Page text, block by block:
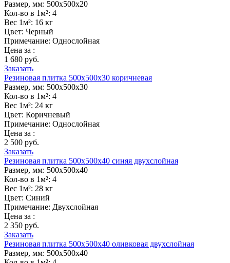
Размер, мм: 500х500х20
Кол-во в 1м²: 4
Вес 1м²: 16 кг
Цвет: Черный
Примечание: Однослойная
Цена за :
1 680 руб.
Заказать
Резиновая плитка 500х500х30 коричневая
Размер, мм: 500х500х30
Кол-во в 1м²: 4
Вес 1м²: 24 кг
Цвет: Коричневый
Примечание: Однослойная
Цена за :
2 500 руб.
Заказать
Резиновая плитка 500х500х40 синяя двухслойная
Размер, мм: 500х500х40
Кол-во в 1м²: 4
Вес 1м²: 28 кг
Цвет: Синий
Примечание: Двухслойная
Цена за :
2 350 руб.
Заказать
Резиновая плитка 500х500х40 оливковая двухслойная
Размер, мм: 500х500х40